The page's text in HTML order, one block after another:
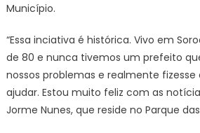
Município.
“Essa inciativa é histórica. Vivo em
de 80 e nunca tivemos um prefeito
nossos problemas e realmente fizesse
ajudar. Estou muito feliz com as
Jorme Nunes, que reside no Parque